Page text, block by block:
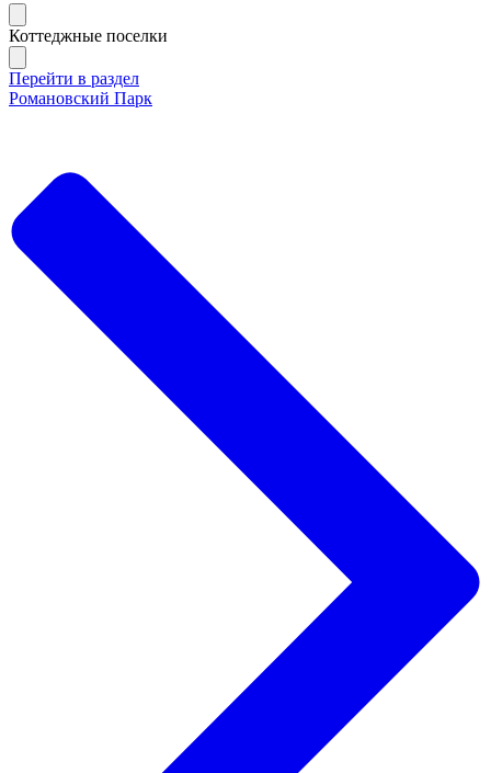
Коттеджные поселки
Перейти в раздел
Романовский Парк